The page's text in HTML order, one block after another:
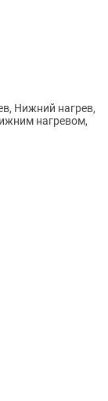
Нижний нагрев,
нагревом,